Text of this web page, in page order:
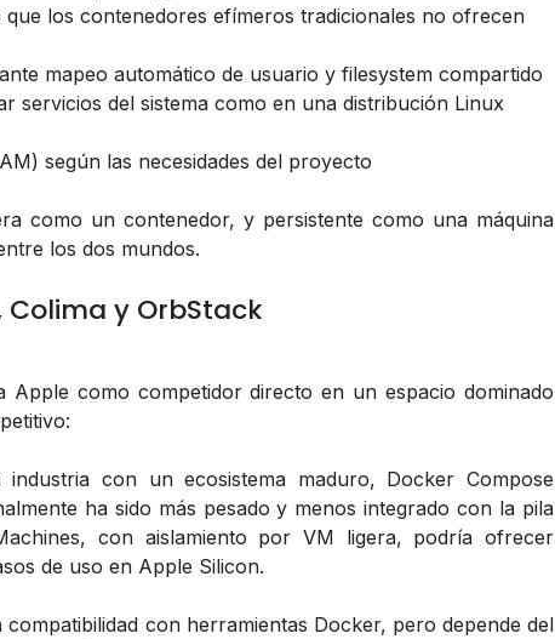
que los contenedores efímeros tradicionales no ofrecen
mapeo automático de usuario y filesystem compartido
servicios del sistema como en una distribución Linux
según las necesidades del proyecto
como un contenedor, y persistente como una máquina
los dos mundos.
y OrbStack
Apple como competidor directo en un espacio dominado
con un ecosistema maduro, Docker Compose
ha sido más pesado y menos integrado con la pila
con aislamiento por VM ligera, podría ofrecer
de uso en Apple Silicon.
con herramientas Docker, pero depende del